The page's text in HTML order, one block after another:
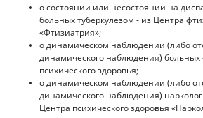
о состоянии или несостоянии на
больных туберкулезом - из Центра
«Фтизиатрия»;
о динамическом наблюдении (либо
динамического наблюдения) больных
психического здоровья;
о динамическом наблюдении (либо
динамического наблюдения)
Центра психического здоровья